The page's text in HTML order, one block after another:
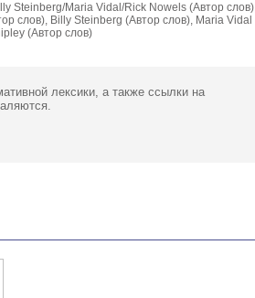
Steinberg/Maria Vidal/Rick Nowels (Автор
слов), Billy Steinberg (Автор слов), Maria Vidal
(Автор слов)
лексики,а также ссылки на